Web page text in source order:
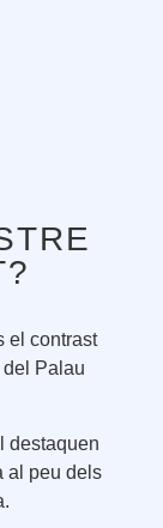
el contrast
Palau
destaquen
al peu dels